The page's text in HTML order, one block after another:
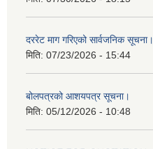
दररेट माग गरिएको सार्वजनिक सूचना।
मिति: 07/23/2026 - 15:44
बोलपत्रको आशयपत्र सूचना।
मिति: 05/12/2026 - 10:48